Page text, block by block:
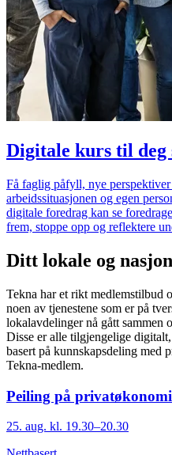
Digitale kurs til deg
Få faglig påfyll, nye
arbeidssituasjonen og egen
digitale foredrag kan se
frem, stoppe opp og reflektere
Ditt lokale og
Tekna har et rikt medlemstilbud
noen av tjenestene som er på
lokalavdelinger nå gått sammen
Disse er alle tilgjengelige
basert på kunnskapsdeling med
Tekna-medlem.
Peiling på privatøkonomi
25. aug. kl. 19.30–20.30